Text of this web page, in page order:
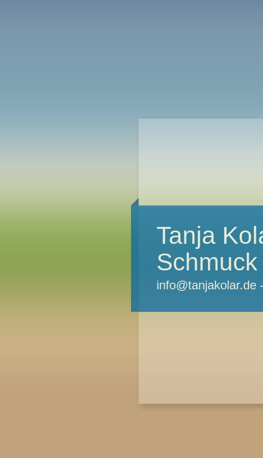
Tanja
Schmuck
info@tanjakolar.de